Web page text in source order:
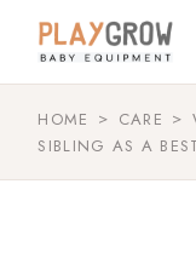
HOME CARE
SIBLING AS A